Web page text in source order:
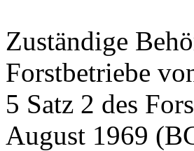
Zuständige
Forstbetriebe
5 Satz 2 des
August 1969